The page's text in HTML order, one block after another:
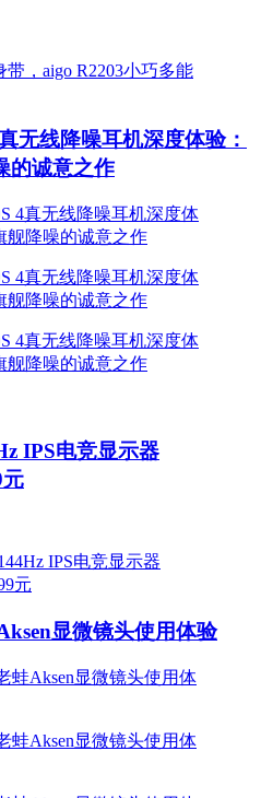
无线降噪耳机深度体验：
的诚意之作
IPS电竞显示器
显微镜头使用体验